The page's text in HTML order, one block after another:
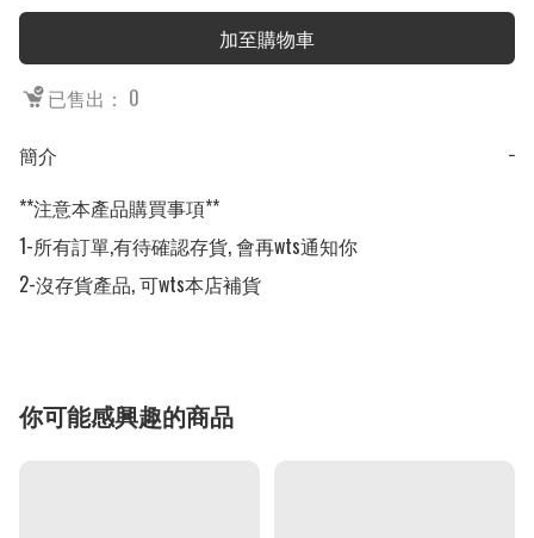
加至購物車
已售出： 0
簡介
−
**注意本產品購買事項**
1-所有訂單,有待確認存貨, 會再wts通知你
2-沒存貨產品, 可wts本店補貨
你可能感興趣的商品